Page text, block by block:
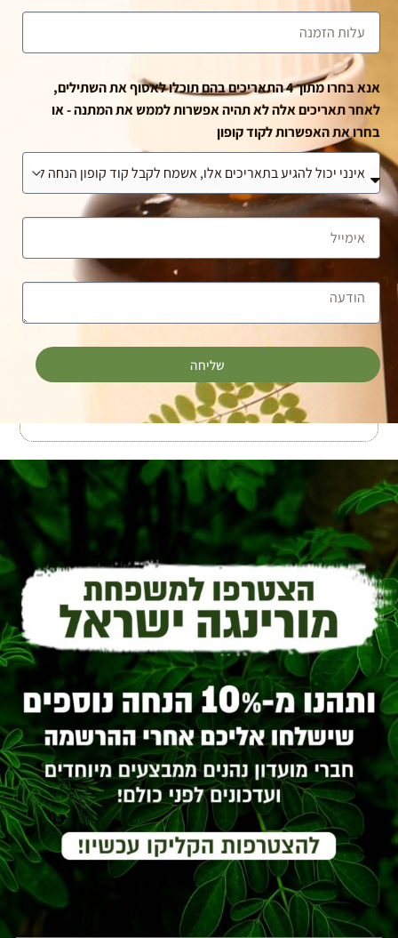
אנא בחרו מתוך 4 התאריכים בהם תוכלו לאסוף את השתילים,
לאחר תאריכים אלה לא תהיה אפשרות לממש את המתנה - או
בחרו את האפשרות לקוד קופון
שליחה